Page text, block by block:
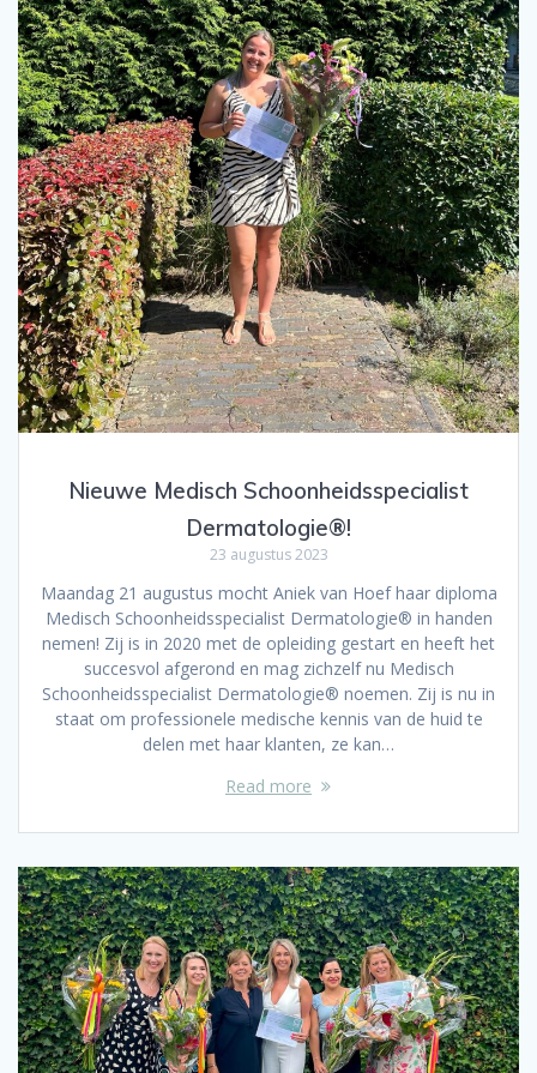
Nieuwe Medisch Schoonheidsspecialist
Dermatologie®!
23 augustus 2023
Maandag 21 augustus mocht Aniek van Hoef haar diploma
Medisch Schoonheidsspecialist Dermatologie® in handen
nemen! Zij is in 2020 met de opleiding gestart en heeft het
succesvol afgerond en mag zichzelf nu Medisch
Schoonheidsspecialist Dermatologie® noemen. Zij is nu in
staat om professionele medische kennis van de huid te
delen met haar klanten, ze kan…
Read more